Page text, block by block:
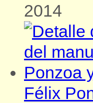
2014
Félix